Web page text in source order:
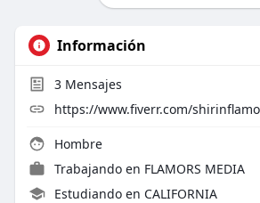
Información
3Mensajes
https://www.fiverr.com/
Hombre
Trabajando en FLAMORS MEDIA
Estudiando en CALIFORNIA